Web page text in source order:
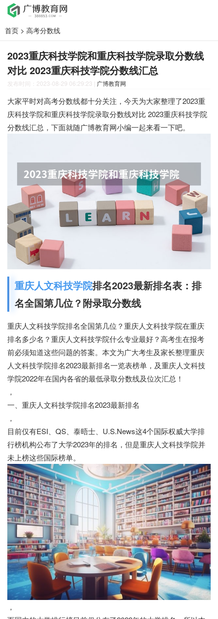
首页 > 高考分数线
2023重庆科技学院和重庆科技学院录取分数线
对比 2023重庆科技学院分数线汇总
发布时间：2023-08-29 06:29:23 | 广博教育网
大家平时对高考分数线都十分关注，今天为大家整理了2023重
庆科技学院和重庆科技学院录取分数线对比 2023重庆科技学院
分数线汇总，下面就随广博教育网小编一起来看一下吧。
重庆人文科技学院排名2023最新排名表：排
名全国第几位？附录取分数线
重庆人文科技学院排名全国第几位？重庆人文科技学院在重庆
排名多少名？重庆人文科技学院什么专业最好？高考生在报考
前必须知道这些问题的答案。本文为广大考生及家长整理重庆
人文科技学院排名2023最新排名一览表榜单，及重庆人文科技
学院2022年在国内各省的最低录取分数线及位次汇总！
，
一、重庆人文科技学院排名2023最新排名
，
目前仅有ESI、QS、泰晤士、U.S.News这4个国际权威大学排
行榜机构公布了大学2023年的排名，但是重庆人文科技学院并
未上榜这些国际榜单。
，